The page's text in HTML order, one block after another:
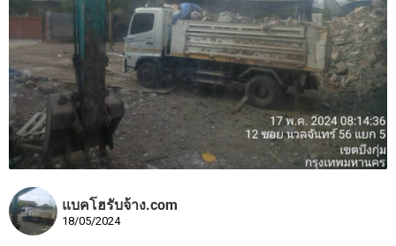
แบคโฮรับจ้าง.com
18/05/2024